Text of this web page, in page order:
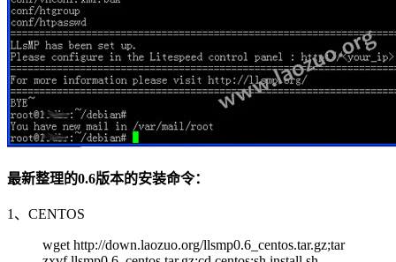
最新整理的0.6版本的安装命令：
1、CENTOS
wget http://down.laozuo.org/llsmp0.6_centos.tar.gz;tar